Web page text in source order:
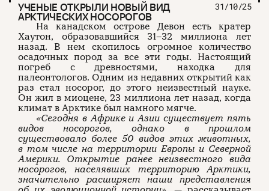
УЧЕНЫЕ ОТКРЫЛИ НОВЫЙ ВИД
АРКТИЧЕСКИХ НОСОРОГОВ
31/10/25
На канадском острове Девон есть кратер
Хаутон, образовавшийся 31–32 миллиона лет
назад. В нем скопилось огромное количество
осадочных пород за все эти годы. Настоящий
погреб с древностями, находка для
палеонтологов. Одним из недавних открытий как
раз стал носорог, до этого неизвестный науке.
Он жил в миоцене, 23 миллиона лет назад, когда
климат в Арктике был намного мягче.
«Сегодня в Африке и Азии существует пять
видов носорогов, однако в прошлом
существовало более 50 видов этих животных,
в том числе на территории Европы и Северной
Америки. Открытие ранее неизвестного вида
носорогов, населявших территорию Арктики,
значительно расширяет наши представления